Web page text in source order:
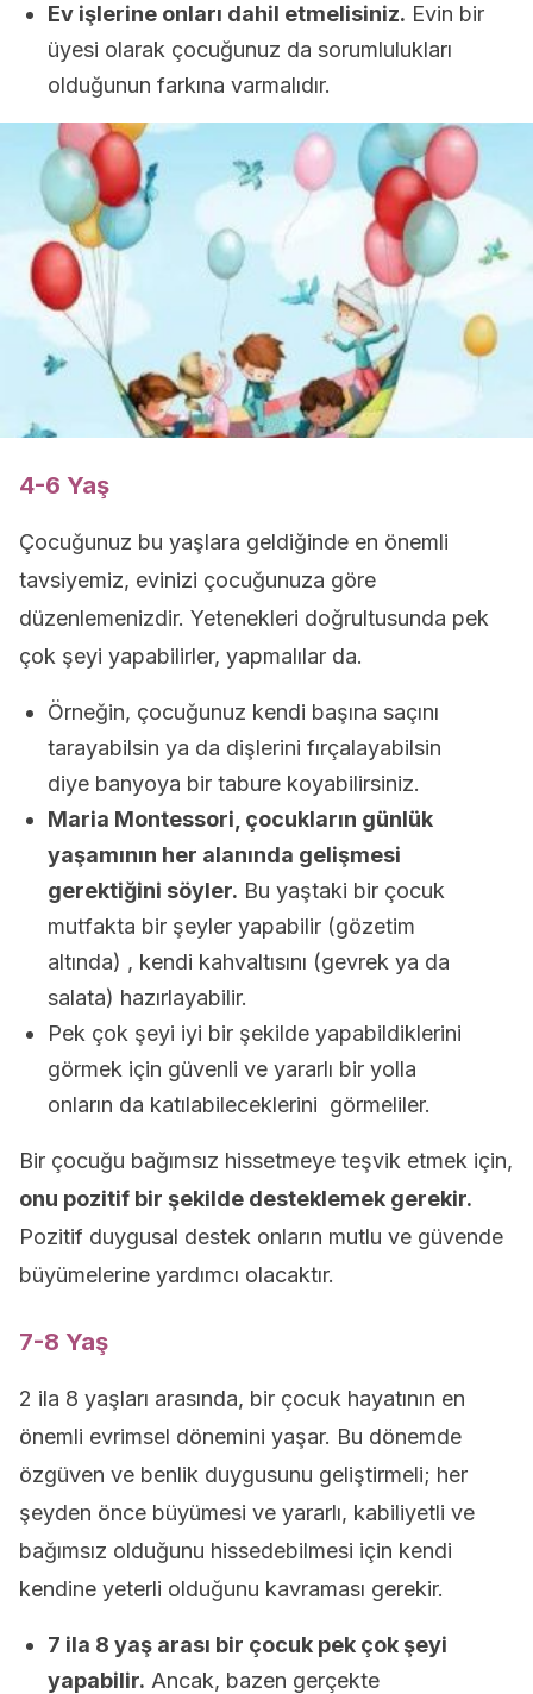
Ev işlerine onları dahil etmelisiniz. Evin bir
üyesi olarak çocuğunuz da sorumlulukları
olduğunun farkına varmalıdır.
4-6 Yaş
Çocuğunuz bu yaşlara geldiğinde en önemli
tavsiyemiz, evinizi çocuğunuza göre
düzenlemenizdir. Yetenekleri doğrultusunda pek
çok şeyi yapabilirler, yapmalılar da.
Örneğin, çocuğunuz kendi başına saçını
tarayabilsin ya da dişlerini fırçalayabilsin
diye banyoya bir tabure koyabilirsiniz.
Maria Montessori, çocukların günlük
yaşamının her alanında gelişmesi
gerektiğini söyler. Bu yaştaki bir çocuk
mutfakta bir şeyler yapabilir (gözetim
altında) , kendi kahvaltısını (gevrek ya da
salata) hazırlayabilir.
Pek çok şeyi iyi bir şekilde yapabildiklerini
görmek için güvenli ve yararlı bir yolla
onların da katılabileceklerini görmeliler.
Bir çocuğu bağımsız hissetmeye teşvik etmek için,
onu pozitif bir şekilde desteklemek gerekir.
Pozitif duygusal destek onların mutlu ve güvende
büyümelerine yardımcı olacaktır.
7-8 Yaş
2 ila 8 yaşları arasında, bir çocuk hayatının en
önemli evrimsel dönemini yaşar. Bu dönemde
özgüven ve benlik duygusunu geliştirmeli; her
şeyden önce büyümesi ve yararlı, kabiliyetli ve
bağımsız olduğunu hissedebilmesi için kendi
kendine yeterli olduğunu kavraması gerekir.
7 ila 8 yaş arası bir çocuk pek çok şeyi
yapabilir. Ancak, bazen gerçekte